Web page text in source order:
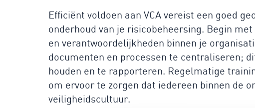
Efficiënt voldoen aan VCA vereist een goed
onderhoud van je risicobeheersing. Begin
en verantwoordelijkheden binnen je
documenten en processen te centraliseren;
houden en te rapporteren. Regelmatige
om ervoor te zorgen dat iedereen binnen de
veiligheidscultuur.